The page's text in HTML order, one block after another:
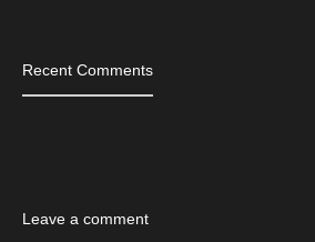
Recent Comments
Leave a comment